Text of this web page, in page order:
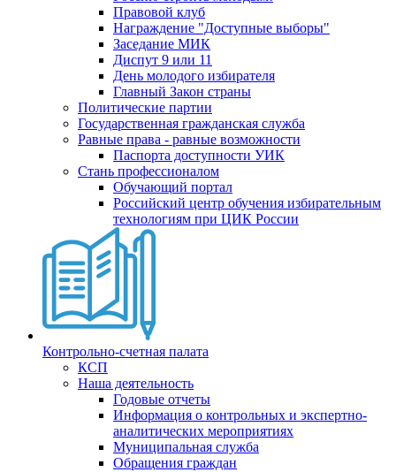
Правовой клуб
Награждение "Доступные выборы"
Заседание МИК
Диспут 9 или 11
День молодого избирателя
Главный Закон страны
Политические партии
Государственная гражданская служба
Равные права - равные возможности
Паспорта доступности УИК
Стань профессионалом
Обучающий портал
Российский центр обучения избирательным
технологиям при ЦИК России
Контрольно-счетная палата
КСП
Наша деятельность
Годовые отчеты
Информация о контрольных и экспертно-
аналитических мероприятиях
Муниципальная служба
Обращения граждан